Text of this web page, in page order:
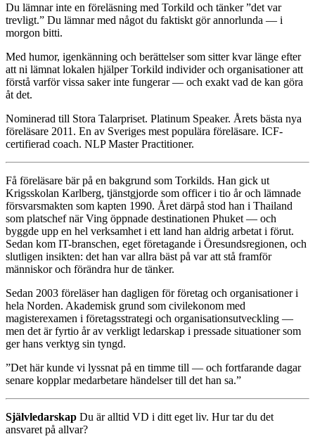
Du lämnar inte en föreläsning med Torkild och tänker ”det var
trevligt.” Du lämnar med något du faktiskt gör annorlunda — i
morgon bitti.
Med humor, igenkänning och berättelser som sitter kvar länge efter
att ni lämnat lokalen hjälper Torkild individer och organisationer att
förstå varför vissa saker inte fungerar — och exakt vad de kan göra
åt det.
Nominerad till Stora Talarpriset. Platinum Speaker. Årets bästa nya
föreläsare 2011. En av Sveriges mest populära föreläsare. ICF-
certifierad coach. NLP Master Practitioner.
Få föreläsare bär på en bakgrund som Torkilds. Han gick ut
Krigsskolan Karlberg, tjänstgjorde som officer i tio år och lämnade
försvarsmakten som kapten 1990. Året därpå stod han i Thailand
som platschef när Ving öppnade destinationen Phuket — och
byggde upp en hel verksamhet i ett land han aldrig arbetat i förut.
Sedan kom IT-branschen, eget företagande i Öresundsregionen, och
slutligen insikten: det han var allra bäst på var att stå framför
människor och förändra hur de tänker.
Sedan 2003 föreläser han dagligen för företag och organisationer i
hela Norden. Akademisk grund som civilekonom med
magisterexamen i företagsstrategi och organisationsutveckling —
men det är fyrtio år av verkligt ledarskap i pressade situationer som
ger hans verktyg sin tyngd.
”Det här kunde vi lyssnat på en timme till — och fortfarande dagar
senare kopplar medarbetare händelser till det han sa.”
Självledarskap Du är alltid VD i ditt eget liv. Hur tar du det
ansvaret på allvar?